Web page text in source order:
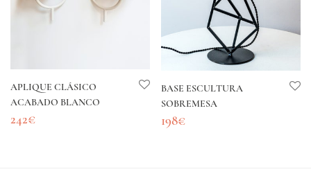
APLIQUE CLÁSICO
ACABADO BLANCO
242€
BASE ESCULTURA
SOBREMESA
198€